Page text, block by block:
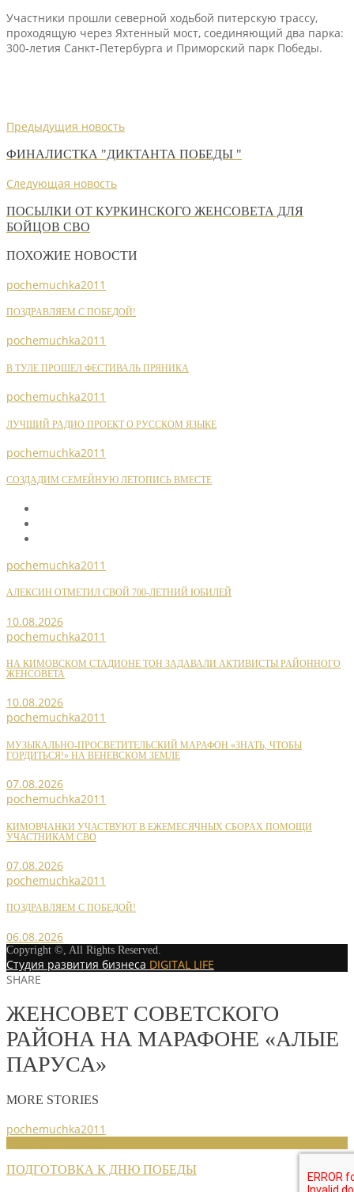
Участники прошли северной ходьбой питерскую трассу,
проходящую через Яхтенный мост, соединяющий два парка:
300-летия Санкт-Петербурга и Приморский парк Победы.
Предыдущия новость
ФИНАЛИСТКА "ДИКТАНТА ПОБЕДЫ "
Следующая новость
ПОСЫЛКИ ОТ КУРКИНСКОГО ЖЕНСОВЕТА ДЛЯ
БОЙЦОВ СВО
ПОХОЖИЕ НОВОСТИ
pochemuchka2011
ПОЗДРАВЛЯЕМ С ПОБЕДОЙ!
pochemuchka2011
В ТУЛЕ ПРОШЕЛ ФЕСТИВАЛЬ ПРЯНИКА
pochemuchka2011
ЛУЧШИЙ РАДИО ПРОЕКТ О РУССКОМ ЯЗЫКЕ
pochemuchka2011
СОЗДАДИМ СЕМЕЙНУЮ ЛЕТОПИСЬ ВМЕСТЕ
pochemuchka2011
АЛЕКСИН ОТМЕТИЛ СВОЙ 700-ЛЕТНИЙ ЮБИЛЕЙ
10.08.2026
pochemuchka2011
НА КИМОВСКОМ СТАДИОНЕ ТОН ЗАДАВАЛИ АКТИВИСТЫ РАЙОННОГО
ЖЕНСОВЕТА
10.08.2026
pochemuchka2011
МУЗЫКАЛЬНО-ПРОСВЕТИТЕЛЬСКИЙ МАРАФОН «ЗНАТЬ, ЧТОБЫ
ГОРДИТЬСЯ!» НА ВЕНЕВСКОМ ЗЕМЛЕ
07.08.2026
pochemuchka2011
КИМОВЧАНКИ УЧАСТВУЮТ В ЕЖЕМЕСЯЧНЫХ СБОРАХ ПОМОЩИ
УЧАСТНИКАМ СВО
07.08.2026
pochemuchka2011
ПОЗДРАВЛЯЕМ С ПОБЕДОЙ!
06.08.2026
Copyright ©, All Rights Reserved.
Студия развития бизнеса DIGITAL LIFE
SHARE
ЖЕНСОВЕТ СОВЕТСКОГО
РАЙОНА НА МАРАФОНЕ «АЛЫЕ
ПАРУСА»
MORE STORIES
pochemuchka2011
ПОДГОТОВКА К ДНЮ ПОБЕДЫ